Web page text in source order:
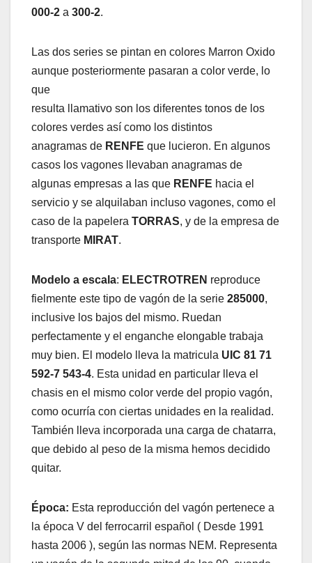
000-2 a 300-2.
Las dos series se pintan en colores Marron Oxido
aunque posteriormente pasaran a color verde, lo
que
resulta llamativo son los diferentes tonos de los
colores verdes así como los distintos
anagramas de RENFE que lucieron. En algunos
casos los vagones llevaban anagramas de
algunas empresas a las que RENFE hacia el
servicio y se alquilaban incluso vagones, como el
caso de la papelera TORRAS, y de la empresa de
transporte MIRAT.
Modelo a escala: ELECTROTREN reproduce
fielmente este tipo de vagón de la serie 285000,
inclusive los bajos del mismo. Ruedan
perfectamente y el enganche elongable trabaja
muy bien. El modelo lleva la matricula UIC 81 71
592-7 543-4. Esta unidad en particular lleva el
chasis en el mismo color verde del propio vagón,
como ocurría con ciertas unidades en la realidad.
También lleva incorporada una carga de chatarra,
que debido al peso de la misma hemos decidido
quitar.
Época: Esta reproducción del vagón pertenece a
la época V del ferrocarril español ( Desde 1991
hasta 2006 ), según las normas NEM. Representa